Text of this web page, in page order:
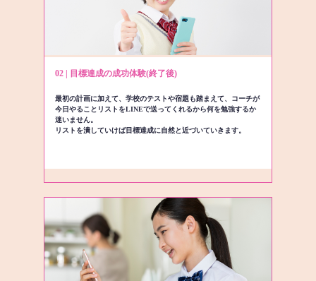
02 | 目標達成の成功体験(終了後)
最初の計画に加えて、学校のテストや宿題も踏まえて、コーチが
今日やることリストをLINEで送ってくれるから何を勉強するか
迷いません。
リストを潰していけば目標達成に自然と近づいていきます。